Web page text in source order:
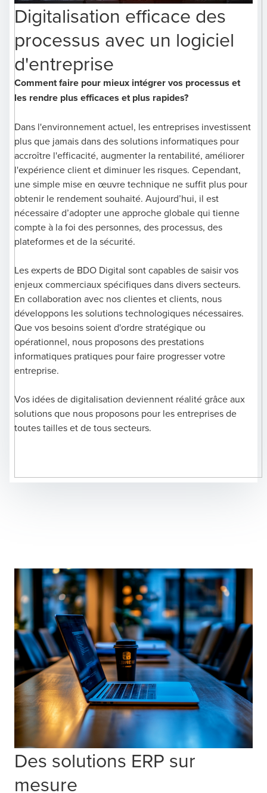
Digitalisation efficace des
processus avec un logiciel
d'entreprise
Comment faire pour mieux intégrer vos processus et
les rendre plus efficaces et plus rapides?
Dans l'environnement actuel, les entreprises investissent
plus que jamais dans des solutions informatiques pour
accroître l'efficacité, augmenter la rentabilité, améliorer
l'expérience client et diminuer les risques. Cependant,
une simple mise en œuvre technique ne suffit plus pour
obtenir le rendement souhaité. Aujourd’hui, il est
nécessaire d’adopter une approche globale qui tienne
compte à la foi des personnes, des processus, des
plateformes et de la sécurité.
Les experts de BDO Digital sont capables de saisir vos
enjeux commerciaux spécifiques dans divers secteurs.
En collaboration avec nos clientes et clients, nous
développons les solutions technologiques nécessaires.
Que vos besoins soient d'ordre stratégique ou
opérationnel, nous proposons des prestations
informatiques pratiques pour faire progresser votre
entreprise.
Vos idées de digitalisation deviennent réalité grâce aux
solutions que nous proposons pour les entreprises de
toutes tailles et de tous secteurs.
Des solutions ERP sur
mesure